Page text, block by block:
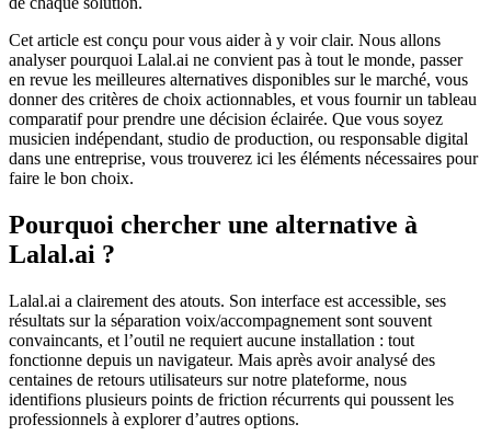
Cet article est conçu pour vous aider à y voir clair. Nous allons
analyser pourquoi Lalal.ai ne convient pas à tout le monde, passer
en revue les meilleures alternatives disponibles sur le marché, vous
donner des critères de choix actionnables, et vous fournir un tableau
comparatif pour prendre une décision éclairée. Que vous soyez
musicien indépendant, studio de production, ou responsable digital
dans une entreprise, vous trouverez ici les éléments nécessaires pour
faire le bon choix.
Pourquoi chercher une alternative à
Lalal.ai ?
Lalal.ai a clairement des atouts. Son interface est accessible, ses
résultats sur la séparation voix/accompagnement sont souvent
convaincants, et l’outil ne requiert aucune installation : tout
fonctionne depuis un navigateur. Mais après avoir analysé des
centaines de retours utilisateurs sur notre plateforme, nous
identifions plusieurs points de friction récurrents qui poussent les
professionnels à explorer d’autres options.